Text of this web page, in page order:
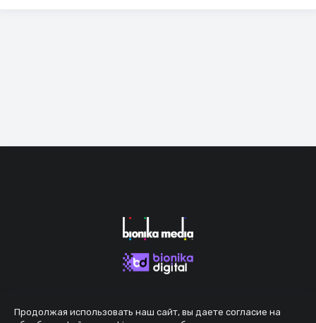
Продолжая использовать наш сайт, вы даете согласие на